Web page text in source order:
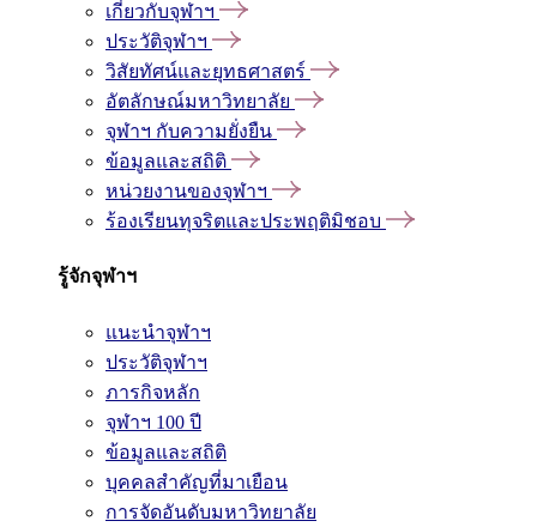
เกี่ยวกับจุฬาฯ
ประวัติจุฬาฯ
วิสัยทัศน์และยุทธศาสตร์
อัตลักษณ์มหาวิทยาลัย
จุฬาฯ กับความยั่งยืน
ข้อมูลและสถิติ
หน่วยงานของจุฬาฯ
ร้องเรียนทุจริตและประพฤติมิชอบ
รู้จักจุฬาฯ
แนะนำจุฬาฯ
ประวัติจุฬาฯ
ภารกิจหลัก
จุฬาฯ 100 ปี
ข้อมูลและสถิติ
บุคคลสำคัญที่มาเยือน
การจัดอันดับมหาวิทยาลัย